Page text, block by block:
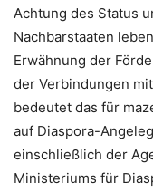
Achtung des Status
Nachbarstaaten
Erwähnung der
der Verbindungen
bedeutet das für
auf Diaspora-
einschließlich der
Ministeriums für